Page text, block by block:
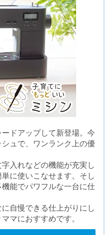
ドアップして新登場。今
ュで、ワンランク上の優
入れなどの機能が充実し
に使いこなせます。そし
能でパワフルな一台に仕
に自慢できる仕上がりにし
マにおすすめです。